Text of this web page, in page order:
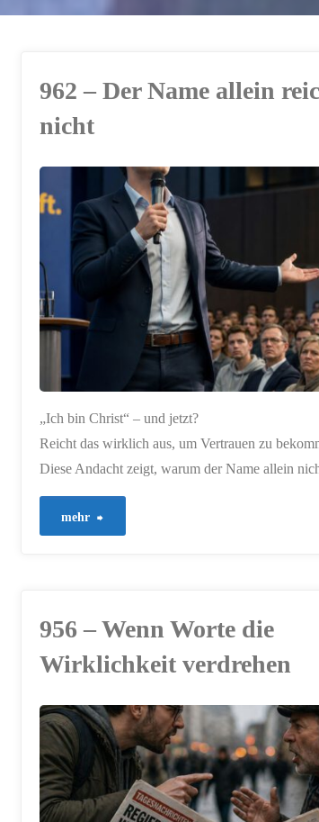
962 – Der Name allein
nicht
„Ich bin Christ“ – und jetzt?
Reicht das wirklich aus, um Vertrauen zu
Diese Andacht zeigt, warum der Name allein
mehr "962
Name
allein
reicht
nicht"
956 – Wenn Worte die
Wirklichkeit verdrehen